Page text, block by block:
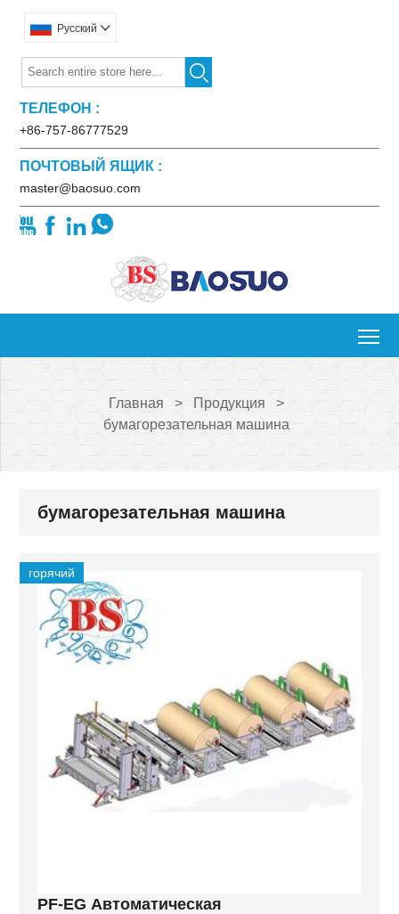
Pусский 

ТЕЛЕФОН :
+86-757-86777529
ПОЧТОВЫЙ ЯЩИК :
master@baosuo.com
   
Главная > Продукция
>
бумагорезательная машина
бумагорезательная машина
горячий
PF-EG Автоматическая